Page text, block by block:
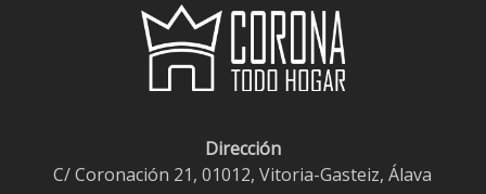
Dirección
C/ Coronación 21, 01012, Vitoria-Gasteiz, Álava